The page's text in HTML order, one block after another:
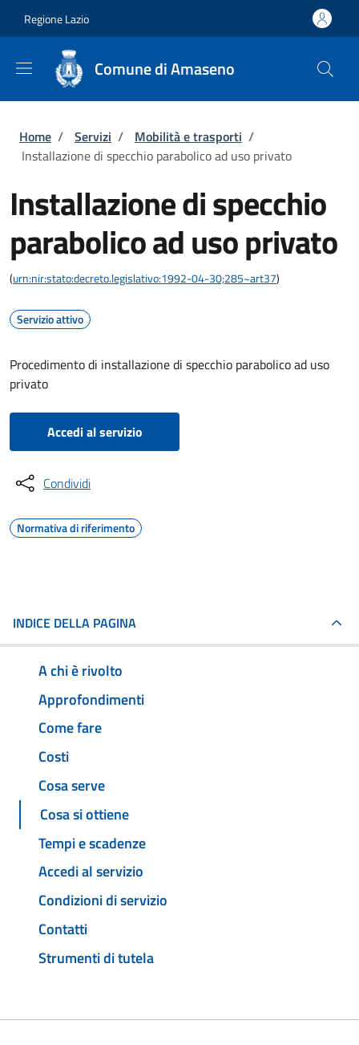
Regione Lazio
Comune di Amaseno
Briciole di pane
Home / Servizi / Mobilità e trasporti /
Installazione di specchio parabolico ad uso privato
Installazione di specchio
parabolico ad uso privato
(urn:nir:stato:decreto.legislativo:1992-04-30;285~art37)
Servizio attivo
Procedimento di installazione di specchio parabolico ad uso
privato
Accedi al servizio
Condividi
Normativa di riferimento
INDICE DELLA PAGINA
A chi è rivolto
Approfondimenti
Come fare
Costi
Cosa serve
Cosa si ottiene
Tempi e scadenze
Accedi al servizio
Condizioni di servizio
Contatti
Strumenti di tutela